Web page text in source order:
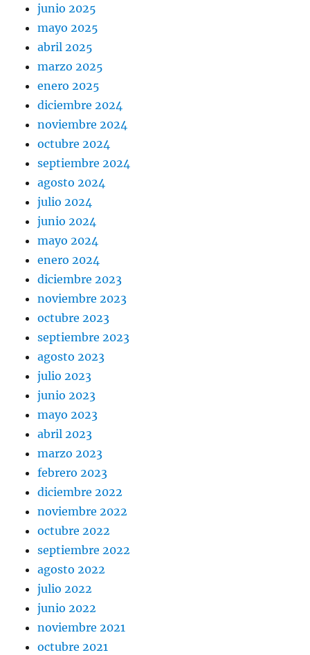
junio 2025
mayo 2025
abril 2025
marzo 2025
enero 2025
diciembre 2024
noviembre 2024
octubre 2024
septiembre 2024
agosto 2024
julio 2024
junio 2024
mayo 2024
enero 2024
diciembre 2023
noviembre 2023
octubre 2023
septiembre 2023
agosto 2023
julio 2023
junio 2023
mayo 2023
abril 2023
marzo 2023
febrero 2023
diciembre 2022
noviembre 2022
octubre 2022
septiembre 2022
agosto 2022
julio 2022
junio 2022
noviembre 2021
octubre 2021